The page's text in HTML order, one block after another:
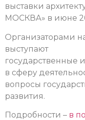
выставки
МОСКВА» в июне
Организаторами
выступают
государственные
в сферу
вопросы
развития.
Подробности – в